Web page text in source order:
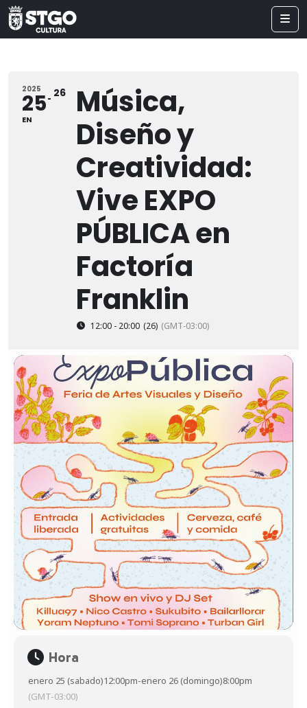
2025
25
EN
26
Música,
Diseño y
Creatividad:
Vive EXPO
PÚBLICA en
Factoría
Franklin
12:00 - 20:00 (26) (GMT-03:00)
Hora
enero 25 (sabado)12:00pm-enero 26 (domingo)8:00pm
(GMT-03:00)